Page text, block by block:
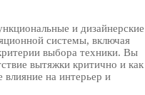
и дизайнерские
системы, включая
выбора техники. Вы
вытяжки критично и как
влияние на интерьер и